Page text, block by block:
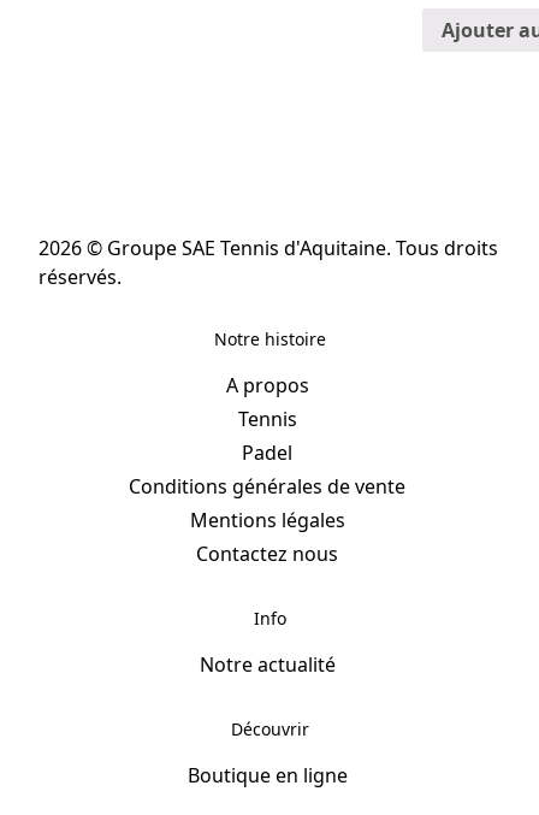
Ajouter
2026 © Groupe SAE Tennis d'Aquitaine. Tous droits
réservés.
Notre histoire
A propos
Tennis
Padel
Conditions générales de vente
Mentions légales
Contactez nous
Info
Notre actualité
Découvrir
Boutique en ligne